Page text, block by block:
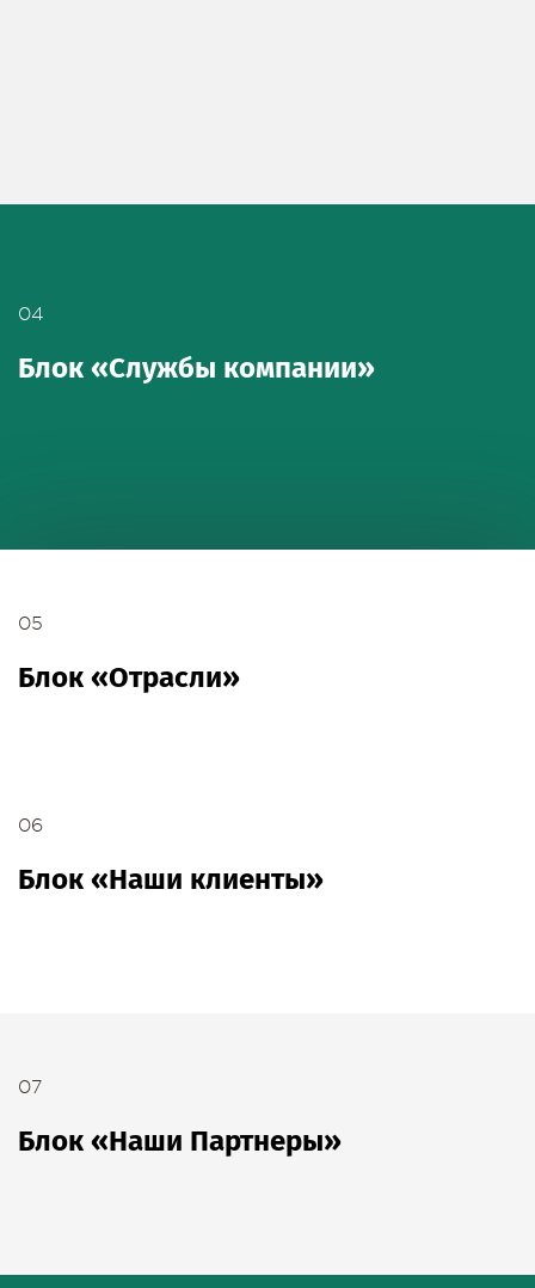
04
Блок «Службы компании»
05
Блок «Отрасли»
06
Блок «Наши клиенты»
07
Блок «Наши Партнеры»